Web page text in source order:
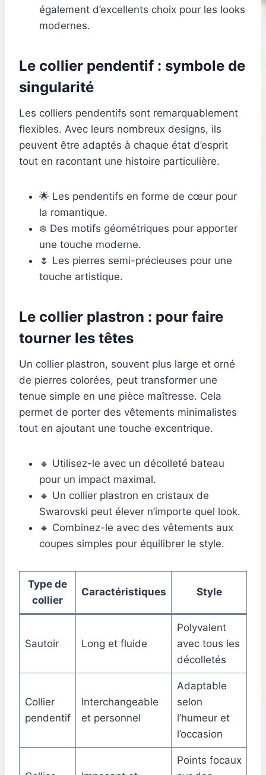
également d’excellents choix pour les looks
modernes.
Le collier pendentif : symbole de
singularité
Les colliers pendentifs sont remarquablement
flexibles. Avec leurs nombreux designs, ils
peuvent être adaptés à chaque état d’esprit
tout en racontant une histoire particulière.
🌟 Les pendentifs en forme de cœur pour
la romantique.
❄️ Des motifs géométriques pour apporter
une touche moderne.
🌷 Les pierres semi-précieuses pour une
touche artistique.
Le collier plastron : pour faire
tourner les têtes
Un collier plastron, souvent plus large et orné
de pierres colorées, peut transformer une
tenue simple en une pièce maîtresse. Cela
permet de porter des vêtements minimalistes
tout en ajoutant une touche excentrique.
🔸 Utilisez-le avec un décolleté bateau
pour un impact maximal.
🔸 Un collier plastron en cristaux de
Swarovski peut élever n’importe quel look.
🔸 Combinez-le avec des vêtements aux
coupes simples pour équilibrer le style.
Type de
collier
Caractéristiques Style
Sautoir Long et fluide
Polyvalent
avec tous les
décolletés
Collier
pendentif
Interchangeable
et personnel
Adaptable
selon
l’humeur et
l’occasion
Points focaux